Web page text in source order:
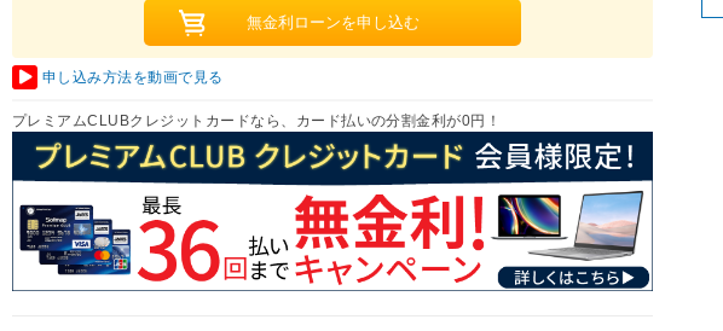
申し込み方法を動画で見る
プレミアムCLUBクレジットカードなら、カード払いの分割金利が0円！